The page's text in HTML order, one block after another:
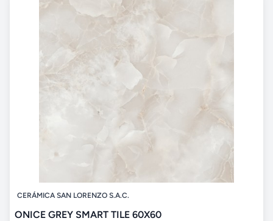
CERÁMICA SAN LORENZO S.A.C.
ONICE GREY SMART TILE 60X60